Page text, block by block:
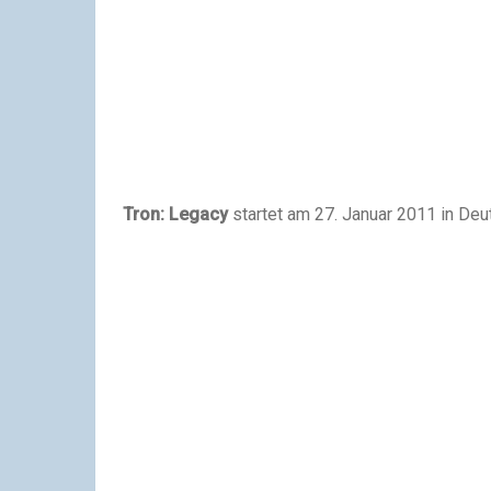
Tron: Legacystartet am 27. Januar 2011 in